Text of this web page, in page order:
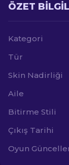
ÖZET
Kategori
Tür
Skin Nadirliği
Aile
Bitirme Stili
Çıkış Tarihi
Oyun